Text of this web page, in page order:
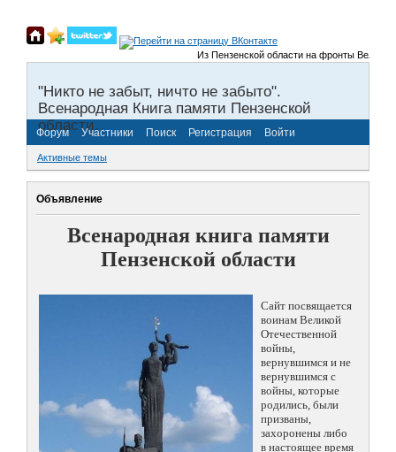
Из Пензенской области на фронты
"Никто не забыт, ничто не забыто".
Всенародная Книга памяти Пензенской
области.
Форум Участники Поиск Регистрация Войти
Активные темы
Объявление
Всенародная книга памяти
Пензенской области
Сайт посвящается
воинам Великой
Отечественной
войны,
вернувшимся и не
вернувшимся с
войны, которые
родились, были
призваны,
захоронены либо
в настоящее время